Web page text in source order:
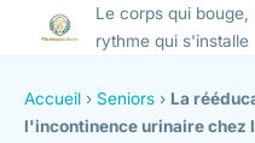
Le corps qui
rythme qui s'installe
Accueil › Seniors › La
l'incontinence urinaire chez